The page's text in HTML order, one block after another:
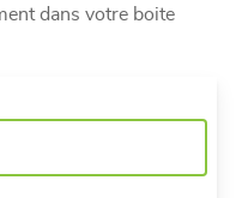
dans votre boite